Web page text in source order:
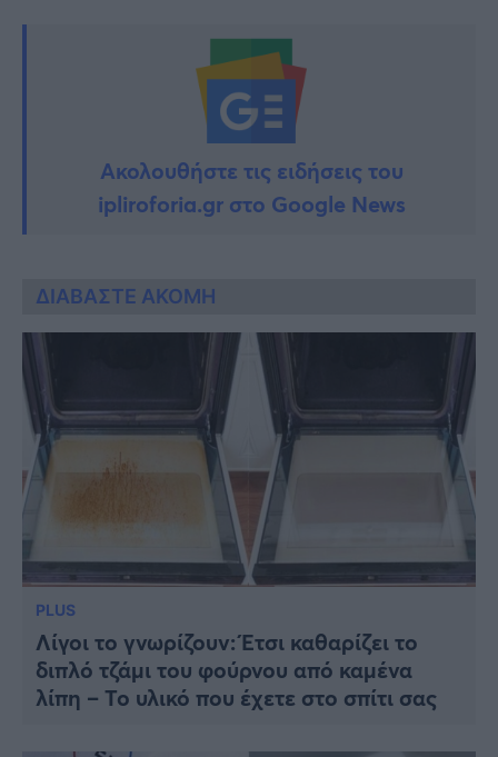
Ακολουθήστε τις ειδήσεις του
ipliroforia.gr στο Google News
ΔΙΑΒΑΣΤΕ ΑΚΟΜΗ
PLUS
Λίγοι το γνωρίζουν: Έτσι καθαρίζει το
διπλό τζάμι του φούρνου από καμένα
λίπη – Το υλικό που έχετε στο σπίτι σας